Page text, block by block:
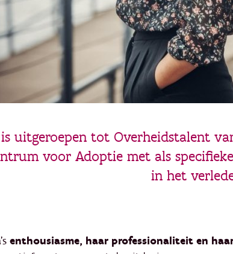
uitgeroepen tot Overheidstalent
voor Adoptie met als
in het
enthousiasme, haar professionaliteit en